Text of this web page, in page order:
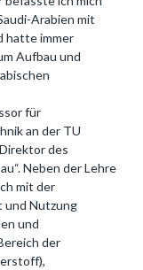
Arabien mit
hatte immer
Aufbau und
für
an der TU
des
Neben der Lehre
mit der
und Nutzung
und
der